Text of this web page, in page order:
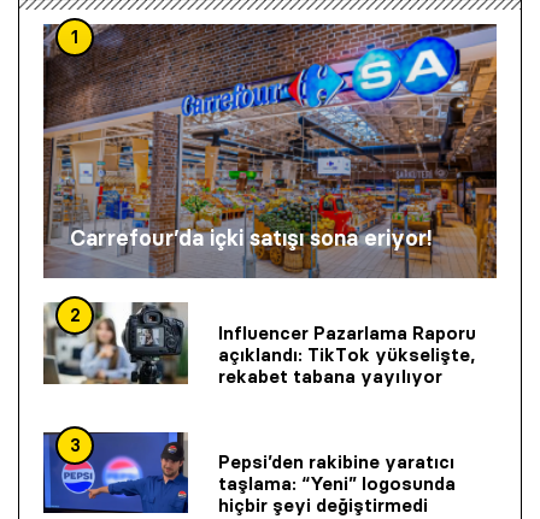
1
Carrefour’da içki satışı sona eriyor!
2
Influencer Pazarlama Raporu
açıklandı: TikTok yükselişte,
rekabet tabana yayılıyor
3
Pepsi’den rakibine yaratıcı
taşlama: “Yeni” logosunda
hiçbir şeyi değiştirmedi